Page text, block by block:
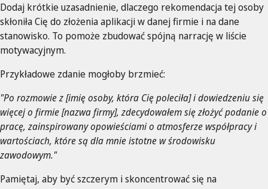
Dodaj krótkie uzasadnienie, dlaczego rekomendacja tej osoby
skłoniła Cię do złożenia aplikacji w danej firmie i na dane
stanowisko. To pomoże zbudować spójną narrację w liście
motywacyjnym.
Przykładowe zdanie mogłoby brzmieć:
"Po rozmowie z [imię osoby, która Cię poleciła] i dowiedzeniu się
więcej o firmie [nazwa firmy], zdecydowałem się złożyć podanie o
pracę, zainspirowany opowieściami o atmosferze współpracy i
wartościach, które są dla mnie istotne w środowisku
zawodowym."
Pamiętaj, aby być szczerym i skoncentrować się na